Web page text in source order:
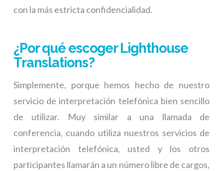
con la más estricta confidencialidad.
¿Por qué escoger Lighthouse
Translations?
Simplemente, porque hemos hecho de nuestro
servicio de interpretación telefónica bien sencillo
de utilizar. Muy similar a una llamada de
conferencia, cuando utiliza nuestros servicios de
interpretación telefónica, usted y los otros
participantes llamarán a un número libre de cargos,